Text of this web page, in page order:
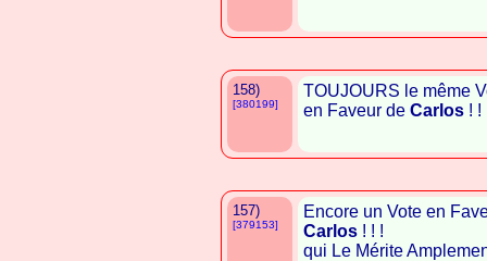
158)
[380199]
TOUJOURS le même
en Faveur de Carlos ! !
157)
[379153]
Encore un Vote en
Carlos ! ! !
qui Le Mérite